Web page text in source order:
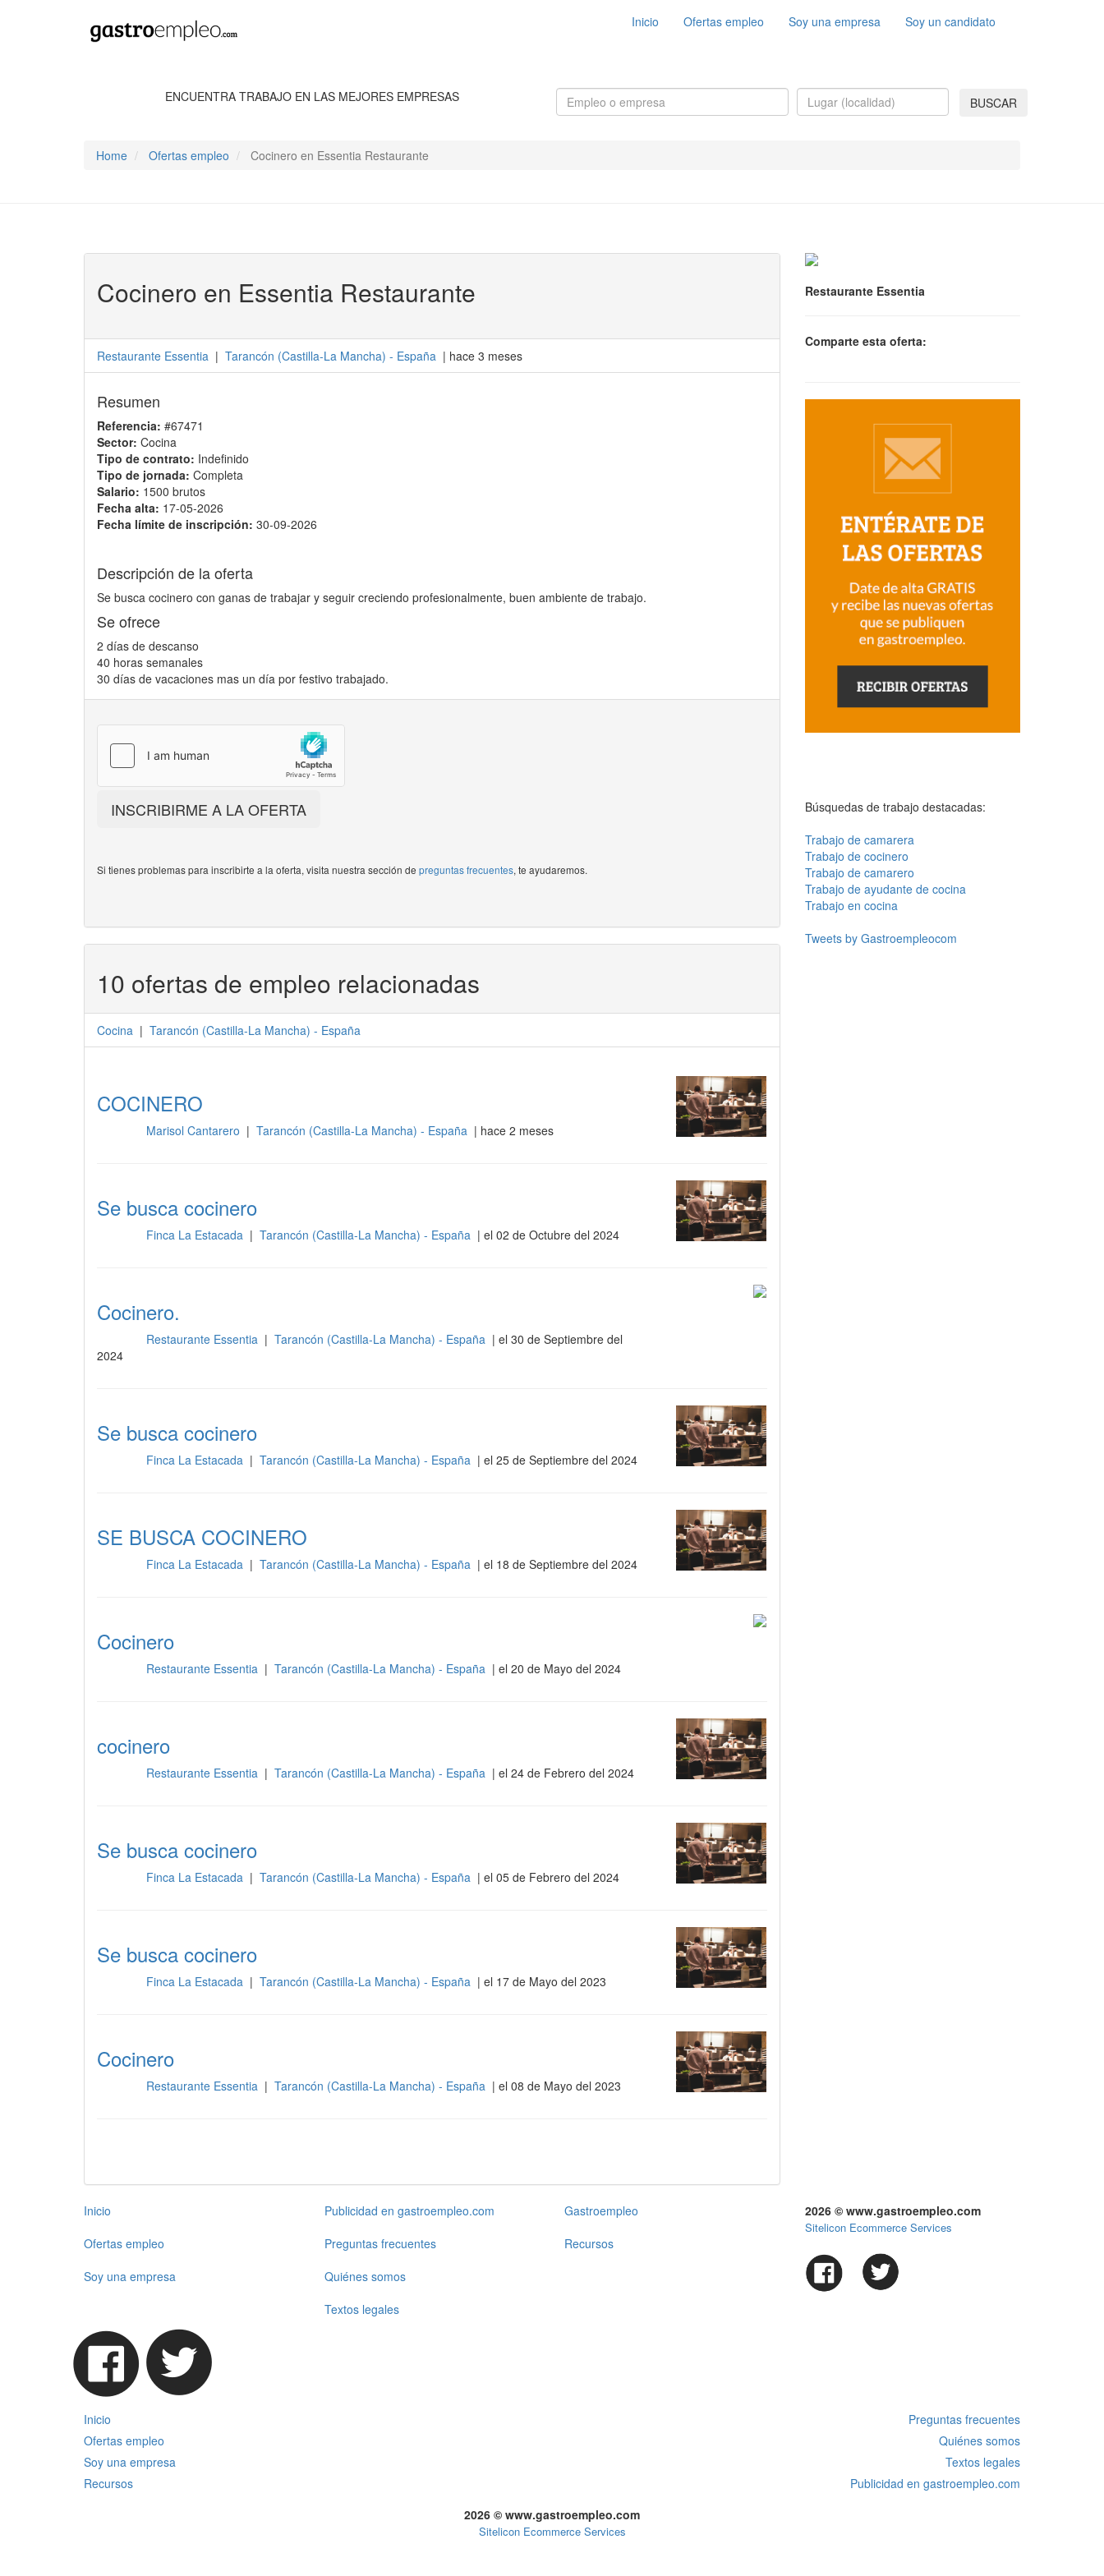
Inicio Ofertas empleo Soy una empresa Soy un candidato
ENCUENTRA TRABAJO EN LAS MEJORES EMPRESAS BUSCAR
Home Ofertas empleo Cocinero en Essentia Restaurante
Cocinero en Essentia Restaurante
Restaurante Essentia | Tarancón (Castilla-La Mancha) - España | hace 3 meses
Resumen
Referencia: #67471
Sector: Cocina
Tipo de contrato: Indefinido
Tipo de jornada: Completa
Salario: 1500 brutos
Fecha alta: 17-05-2026
Fecha límite de inscripción: 30-09-2026
Descripción de la oferta
Se busca cocinero con ganas de trabajar y seguir creciendo profesionalmente, buen ambiente de trabajo.
Se ofrece
2 días de descanso
40 horas semanales
30 días de vacaciones mas un día por festivo trabajado.
INSCRIBIRME A LA OFERTA
Si tienes problemas para inscribirte a la oferta, visita nuestra sección de preguntas frecuentes, te ayudaremos.
10 ofertas de empleo relacionadas
Cocina | Tarancón (Castilla-La Mancha) - España
COCINERO
Marisol Cantarero | Tarancón (Castilla-La Mancha) - España | hace 2 meses
Se busca cocinero
Finca La Estacada | Tarancón (Castilla-La Mancha) - España | el 02 de Octubre del 2024
Cocinero.
Restaurante Essentia | Tarancón (Castilla-La Mancha) - España | el 30 de Septiembre del
2024
Se busca cocinero
Finca La Estacada | Tarancón (Castilla-La Mancha) - España | el 25 de Septiembre del 2024
SE BUSCA COCINERO
Finca La Estacada | Tarancón (Castilla-La Mancha) - España | el 18 de Septiembre del 2024
Cocinero
Restaurante Essentia | Tarancón (Castilla-La Mancha) - España | el 20 de Mayo del 2024
cocinero
Restaurante Essentia | Tarancón (Castilla-La Mancha) - España | el 24 de Febrero del 2024
Se busca cocinero
Finca La Estacada | Tarancón (Castilla-La Mancha) - España | el 05 de Febrero del 2024
Se busca cocinero
Finca La Estacada | Tarancón (Castilla-La Mancha) - España | el 17 de Mayo del 2023
Cocinero
Restaurante Essentia | Tarancón (Castilla-La Mancha) - España | el 08 de Mayo del 2023
Restaurante Essentia
Comparte esta oferta:
Búsquedas de trabajo destacadas:
Trabajo de camarera
Trabajo de cocinero
Trabajo de camarero
Trabajo de ayudante de cocina
Trabajo en cocina
Tweets by Gastroempleocom
Inicio
Ofertas empleo
Soy una empresa
Publicidad en gastroempleo.com
Preguntas frecuentes
Quiénes somos
Textos legales
Gastroempleo
Recursos
2026 © www.gastroempleo.com
Sitelicon Ecommerce Services
Inicio
Preguntas frecuentes
Ofertas empleo
Quiénes somos
Soy una empresa
Textos legales
Recursos
Publicidad en gastroempleo.com
2026 © www.gastroempleo.com
Sitelicon Ecommerce Services